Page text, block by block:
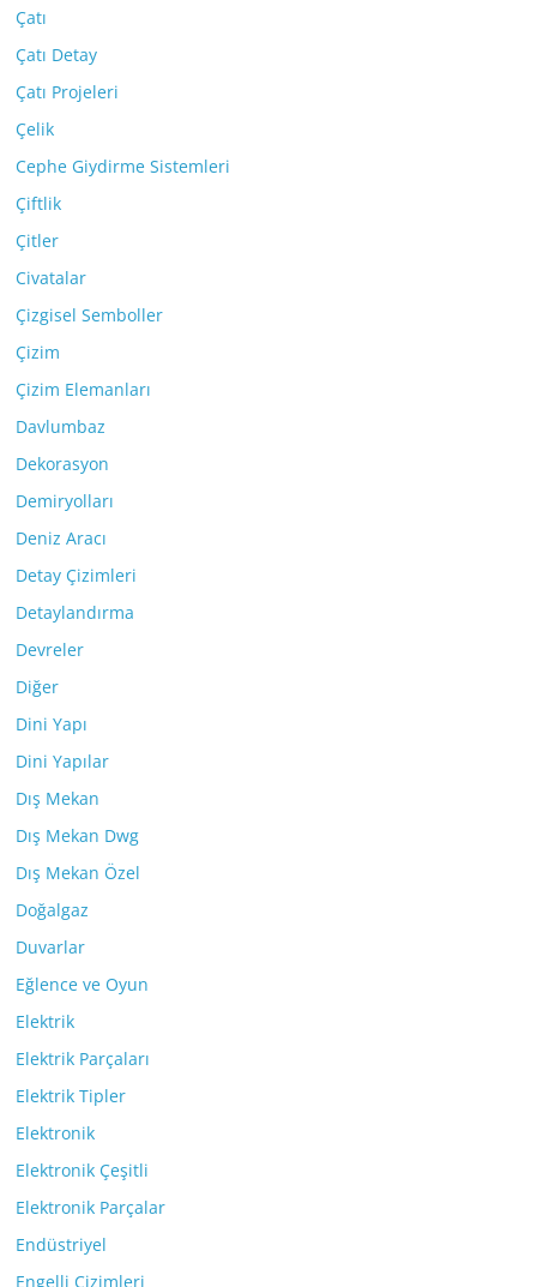
Çatı
Çatı Detay
Çatı Projeleri
Çelik
Cephe Giydirme Sistemleri
Çiftlik
Çitler
Civatalar
Çizgisel Semboller
Çizim
Çizim Elemanları
Davlumbaz
Dekorasyon
Demiryolları
Deniz Aracı
Detay Çizimleri
Detaylandırma
Devreler
Diğer
Dini Yapı
Dini Yapılar
Dış Mekan
Dış Mekan Dwg
Dış Mekan Özel
Doğalgaz
Duvarlar
Eğlence ve Oyun
Elektrik
Elektrik Parçaları
Elektrik Tipler
Elektronik
Elektronik Çeşitli
Elektronik Parçalar
Endüstriyel
Engelli Çizimleri